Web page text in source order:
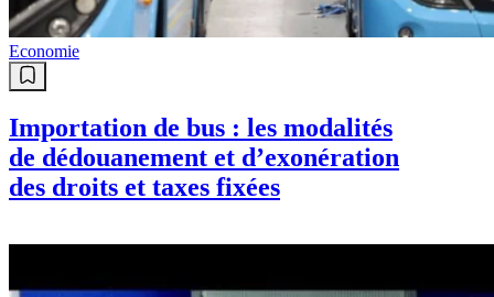
Economie
Importation de bus : les modalités
de dédouanement et d’exonération
des droits et taxes fixées